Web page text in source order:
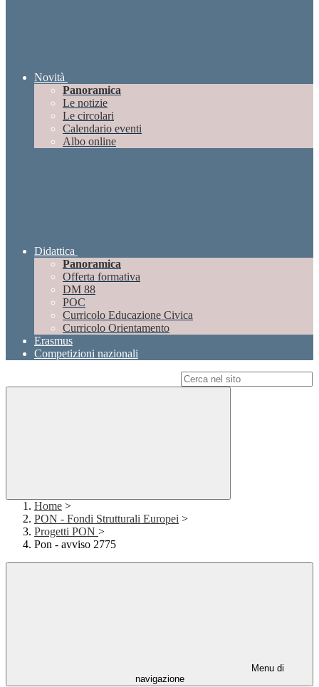
Novità
Panoramica
Le notizie
Le circolari
Calendario eventi
Albo online
Didattica
Panoramica
Offerta formativa
DM 88
POC
Curricolo Educazione Civica
Curricolo Orientamento
Erasmus
Competizioni nazionali
Home >
PON - Fondi Strutturali Europei >
Progetti PON >
Pon - avviso 2775
Menu di
navigazione